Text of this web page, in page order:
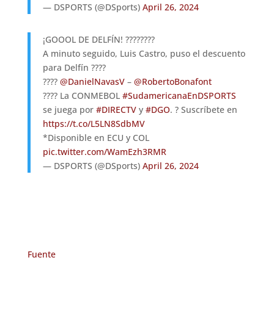
— DSPORTS (@DSports) April 26, 2024
¡GOOOL DE DELFÍN! ????????
A minuto seguido, Luis Castro, puso el descuento
para Delfín ????
???? @DanielNavasV– @RobertoBonafont
???? La CONMEBOL #SudamericanaEnDSPORTS
se juega por #DIRECTVy #DGO. ? Suscríbete en
https://t.co/L5LN8SdbMV
*Disponible en ECU y COL
pic.twitter.com/WamEzh3RMR
— DSPORTS (@DSports) April 26, 2024
Fuente